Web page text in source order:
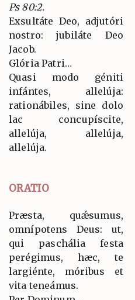
Ps 80:2.
Exsultáte Deo, adjutóri
nostro: jubiláte Deo
Jacob.
Glória Patri…
Quasi modo géniti
infántes, allelúja:
rationábiles, sine dolo
lac concupíscite,
allelúja, allelúja,
allelúja.
ORATIO
Præsta, quǽsumus,
omnípotens Deus: ut,
qui paschália festa
perégimus, hæc, te
largiénte, móribus et
vita teneámus.